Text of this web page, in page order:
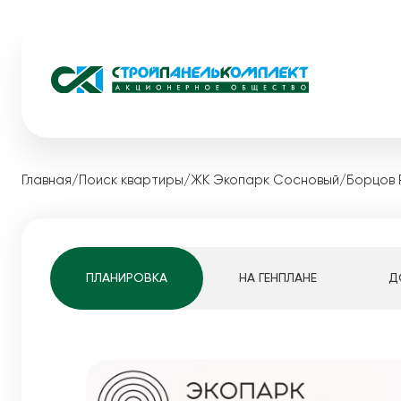
Мотовилихинскай
Pro жизнь
Динамика строительства
Квартиры
4-комнатные
Главная/ Поиск квартиры/ЖК Экопарк Сосновый/ Борцов
ПЛАНИРОВКА НА ГЕНПЛАНЕ